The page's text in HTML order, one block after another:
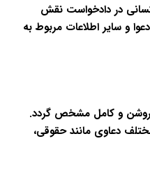
در دادخواست نقش
و سایر اطلاعات مربوط به
روشن و کامل مشخص گردد.
دعاوی مانند حقوقی،